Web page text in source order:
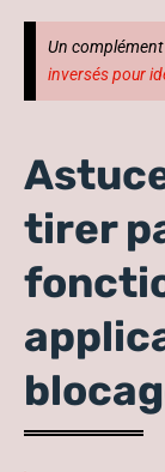
Un
inversés pour
tirer